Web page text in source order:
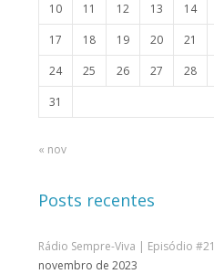
10
11 12 13 14
17
18 19 20 21
24
25 26 27 28
31
« nov
Posts recentes
Rádio Sempre-Viva | Episódio #21
novembro de 2023